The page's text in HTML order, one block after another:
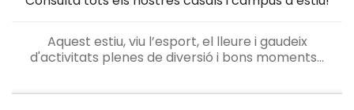
Aquest estiu, viu l’esport, el lleure i gaudeix
d'activitats plenes de diversió i bons moments...